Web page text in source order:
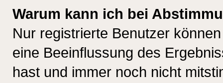
Warum kann ich bei
Nur registrierte Benutzer
eine Beeinflussung des
hast und immer noch nicht